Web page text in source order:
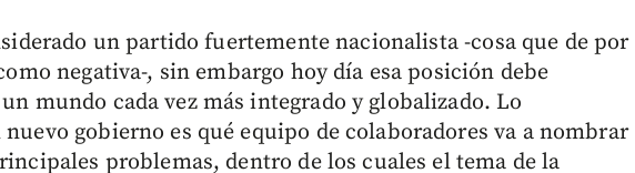
un partido fuertemente nacionalista -cosa que de por
negativa-, sin embargo hoy día esa posición debe
mundo cada vez más integrado y globalizado. Lo
gobierno es qué equipo de colaboradores va a nombrar
problemas, dentro de los cuales el tema de la